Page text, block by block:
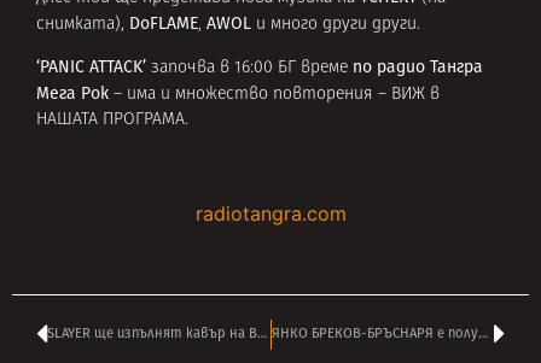
снимката), DoFLAME, AWOL и много други други.
‘PANIC ATTACK’ започва в 16:00 БГ време по радио Тангра
Мега Рок – има и множество повторения – ВИЖ в
НАШАТА ПРОГРАМА.
radiotangra.com
SLAYER ще изпълнят кавър на BLACK SABBATH на прощалния концерт на ОЗИ ЯНКО БРЕКОВ-БРЪСНАРЯ е получил инсулт – има нужда от подкрепа!